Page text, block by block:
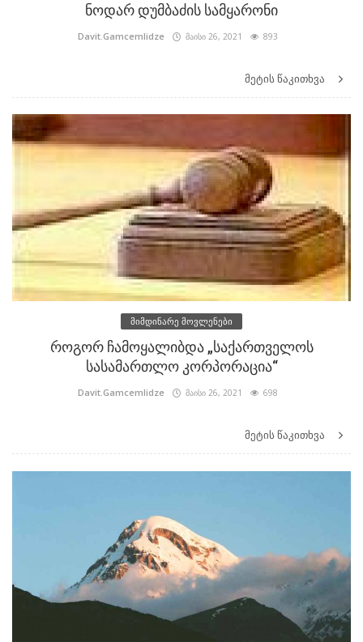
ნოდარ დუმბაძის სამყარონი
Davit.Gamcemlidze მაისი 26, 2021 893
მეტის წაკითხვა
მიმდინარე მოვლენები
როგორ ჩამოყალიბდა „საქართველოს
სასამართლო კორპორაცია“
Davit.Gamcemlidze მაისი 26, 2021 698
მეტის წაკითხვა